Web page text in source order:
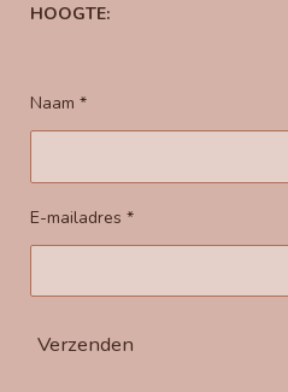
HOOGTE:
Naam *
E-mailadres *
Verzenden